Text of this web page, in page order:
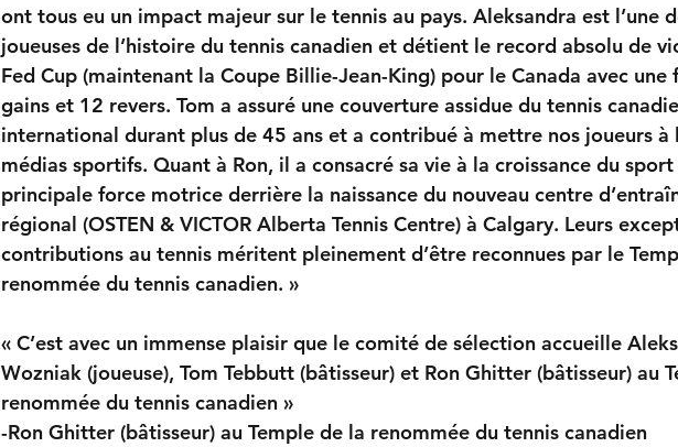
ont tous eu un impact majeur sur le tennis au pays. Aleksandra est l’une
joueuses de l’histoire du tennis canadien et détient le record absolu de
Fed Cup (maintenant la Coupe Billie-Jean-King) pour le Canada avec
gains et 12 revers. Tom a assuré une couverture assidue du tennis
international durant plus de 45 ans et a contribué à mettre nos joueurs à
médias sportifs. Quant à Ron, il a consacré sa vie à la croissance du
principale force motrice derrière la naissance du nouveau centre
régional (OSTEN & VICTOR Alberta Tennis Centre) à Calgary. Leurs
contributions au tennis méritent pleinement d’être reconnues par le
renommée du tennis canadien. »
« C’est avec un immense plaisir que le comité de sélection accueille
Wozniak (joueuse), Tom Tebbutt (bâtisseur) et Ron Ghitter (bâtisseur) au
renommée du tennis canadien »
-Ron Ghitter (bâtisseur) au Temple de la renommée du tennis canadien